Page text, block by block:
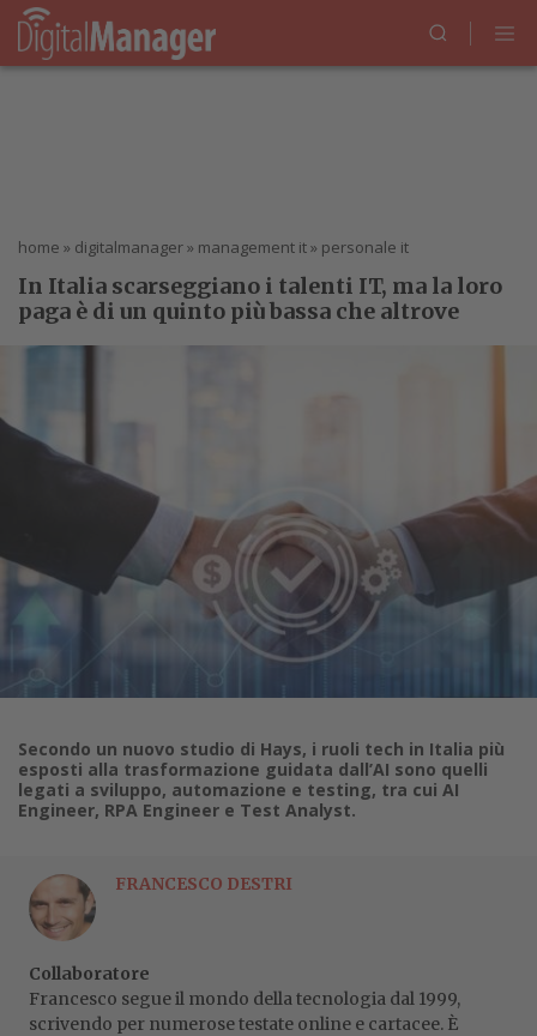
home » digitalmanager» management it» personale it
In Italia scarseggiano i talenti IT, ma la loro
paga è di un quinto più bassa che altrove
Secondo un nuovo studio di Hays, i ruoli tech in Italia più
esposti alla trasformazione guidata dall’AI sono quelli
legati a sviluppo, automazione e testing, tra cui AI
Engineer, RPA Engineer e Test Analyst.
FRANCESCO DESTRI
Collaboratore
Francesco segue il mondo della tecnologia dal 1999,
scrivendo per numerose testate online e cartacee. È